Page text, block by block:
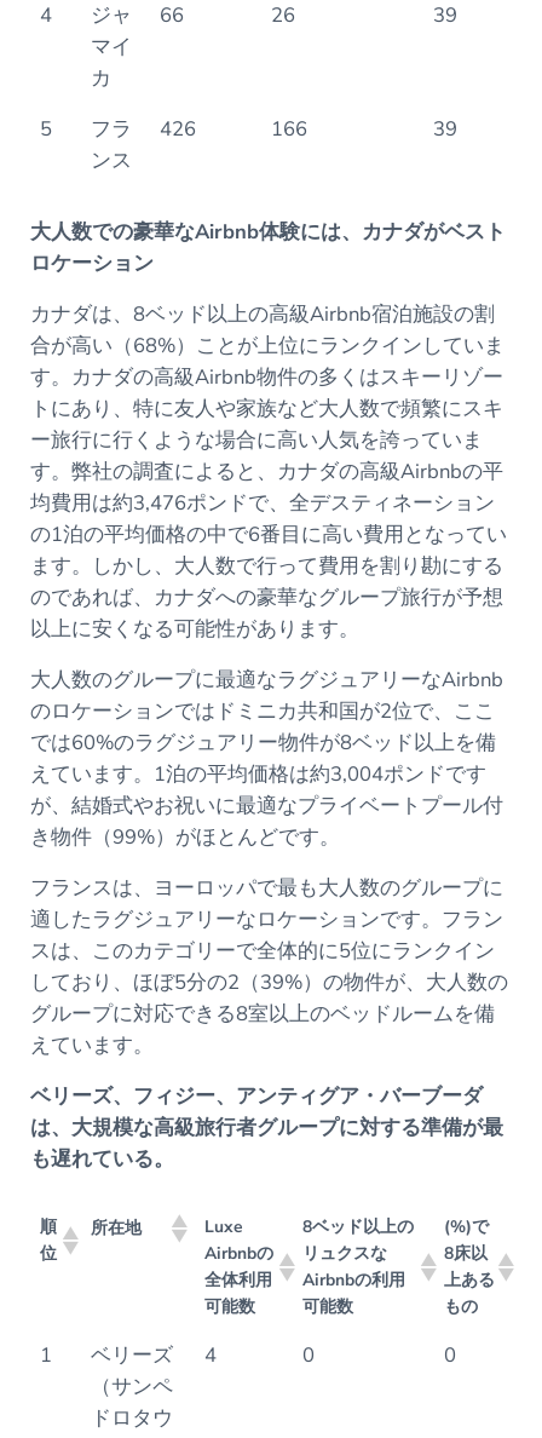
4
ジャ
マイ
カ
66 26 39
5
フラ
ンス
426 166 39
大人数での豪華なAirbnb体験には、カナダがベスト
ロケーション
カナダは、8ベッド以上の高級Airbnb宿泊施設の割
合が高い（68%）ことが上位にランクインしていま
す。カナダの高級Airbnb物件の多くはスキーリゾー
トにあり、特に友人や家族など大人数で頻繁にスキ
ー旅行に行くような場合に高い人気を誇っていま
す。弊社の調査によると、カナダの高級Airbnbの平
均費用は約3,476ポンドで、全デスティネーション
の1泊の平均価格の中で6番目に高い費用となってい
ます。しかし、大人数で行って費用を割り勘にする
のであれば、カナダへの豪華なグループ旅行が予想
以上に安くなる可能性があります。
大人数のグループに最適なラグジュアリーなAirbnb
のロケーションではドミニカ共和国が2位で、ここ
では60%のラグジュアリー物件が8ベッド以上を備
えています。1泊の平均価格は約3,004ポンドです
が、結婚式やお祝いに最適なプライベートプール付
き物件（99%）がほとんどです。
フランスは、ヨーロッパで最も大人数のグループに
適したラグジュアリーなロケーションです。フラン
スは、このカテゴリーで全体的に5位にランクイン
しており、ほぼ5分の2（39%）の物件が、大人数の
グループに対応できる8室以上のベッドルームを備
えています。
ベリーズ、フィジー、アンティグア・バーブーダ
は、大規模な高級旅行者グループに対する準備が最
も遅れている。
順
位
所在地
Luxe
Airbnbの
全体利用
可能数
8ベッド以上の
リュクスな
Airbnbの利用
可能数
(%)で
8床以
上ある
もの
1
ベリーズ
（サンペ
ドロタウ
4 0 0